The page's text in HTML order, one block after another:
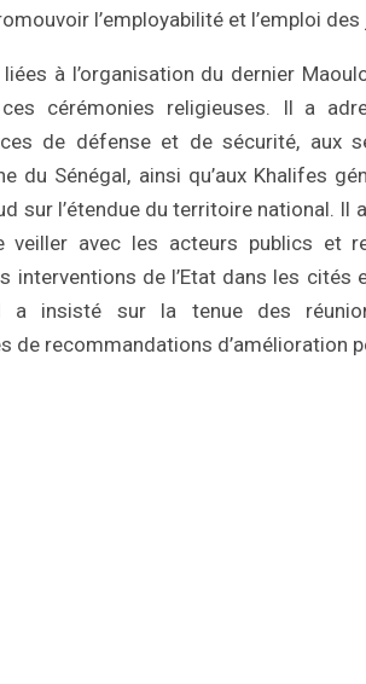
l’employabilité et l’emploi
à l’organisation du dernier
ces cérémonies religieuses. Il a
de défense et de sécurité, aux
du Sénégal, ainsi qu’aux Khalifes
sur l’étendue du territoire national. Il
veiller avec les acteurs publics et
interventions de l’Etat dans les
a insisté sur la tenue des
de recommandations d’amélioration